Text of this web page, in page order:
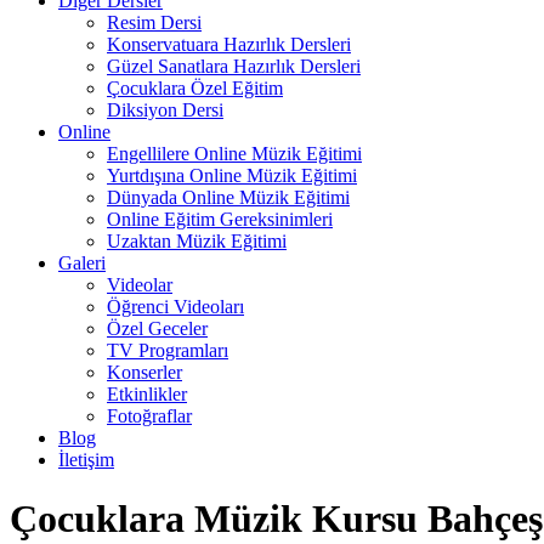
Resim Dersi
Konservatuara Hazırlık Dersleri
Güzel Sanatlara Hazırlık Dersleri
Çocuklara Özel Eğitim
Diksiyon Dersi
Online
Engellilere Online Müzik Eğitimi
Yurtdışına Online Müzik Eğitimi
Dünyada Online Müzik Eğitimi
Online Eğitim Gereksinimleri
Uzaktan Müzik Eğitimi
Galeri
Videolar
Öğrenci Videoları
Özel Geceler
TV Programları
Konserler
Etkinlikler
Fotoğraflar
Blog
İletişim
Çocuklara Müzik Kursu